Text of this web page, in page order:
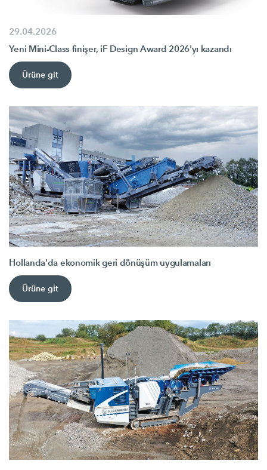
29.04.2026
Yeni Mini-Class finişer, iF Design Award 2026'yı kazandı
Ürüne git
Hollanda'da ekonomik geri dönüşüm uygulamaları
Ürüne git